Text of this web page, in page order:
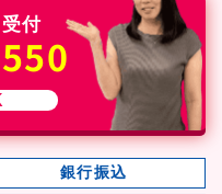
付
銀行振込